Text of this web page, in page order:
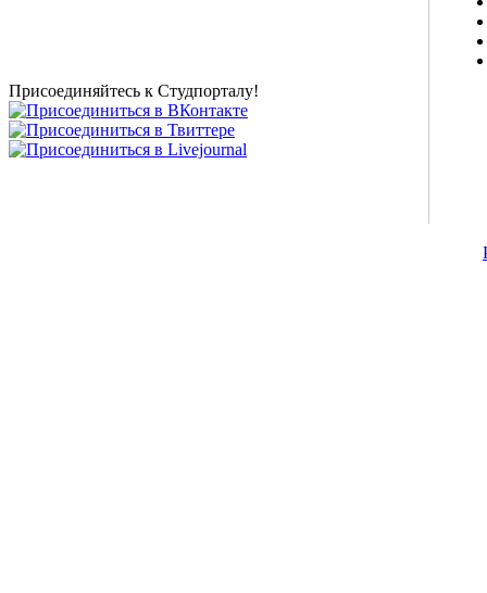
Присоединяйтесь к Студпорталу!